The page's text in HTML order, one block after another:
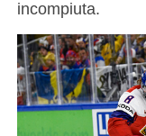
incompiuta.